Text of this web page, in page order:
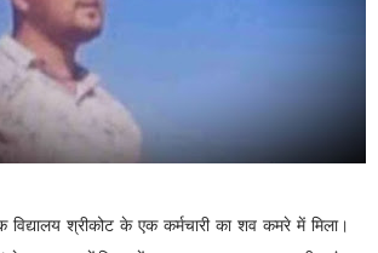
विद्यालय श्रीकोट के एक कर्मचारी का शव कमरे में मिला।